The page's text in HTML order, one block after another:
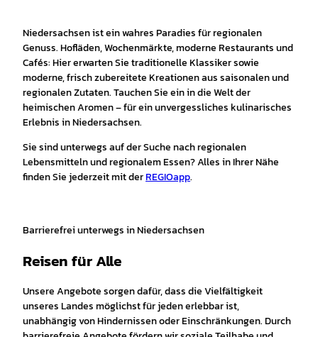
Niedersachsen ist ein wahres Paradies für regionalen
Genuss. Hofläden, Wochenmärkte, moderne Restaurants und
Cafés: Hier erwarten Sie traditionelle Klassiker sowie
moderne, frisch zubereitete Kreationen aus saisonalen und
regionalen Zutaten. Tauchen Sie ein in die Welt der
heimischen Aromen – für ein unvergessliches kulinarisches
Erlebnis in Niedersachsen.
Sie sind unterwegs auf der Suche nach regionalen
Lebensmitteln und regionalem Essen? Alles in Ihrer Nähe
finden Sie jederzeit mit derREGIOapp.
Barrierefrei unterwegs in Niedersachsen
Reisen für Alle
Unsere Angebote sorgen dafür, dass die Vielfältigkeit
unseres Landes möglichst für jeden erlebbar ist,
unabhängig von Hindernissen oder Einschränkungen. Durch